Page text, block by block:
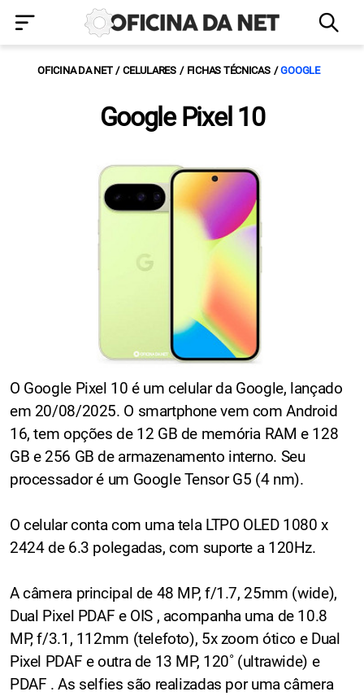
OFICINA DA NET CELULARES FICHAS TÉCNICAS GOOGLE
Google Pixel 10
O Google Pixel 10 é um celular da Google, lançado
em 20/08/2025. O smartphone vem com Android
16, tem opções de 12 GB de memória RAM e 128
GB e 256 GB de armazenamento interno. Seu
processador é um Google Tensor G5 (4 nm).
O celular conta com uma tela LTPO OLED 1080 x
2424 de 6.3 polegadas, com suporte a 120Hz.
A câmera principal de 48 MP, f/1.7, 25mm (wide),
Dual Pixel PDAF e OIS , acompanha uma de 10.8
MP, f/3.1, 112mm (telefoto), 5x zoom ótico e Dual
Pixel PDAF e outra de 13 MP, 120˚ (ultrawide) e
PDAF . As selfies são realizadas por uma câmera